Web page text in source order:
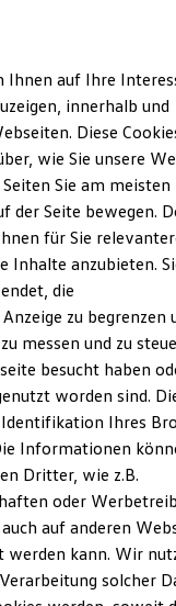
Updates
Ihnen auf Ihre
innerhalb und
Diese
wie Sie unsere
Sie am meisten
der Seite bewegen.
für Sie
Inhalte anzubieten.
die
zu begrenzen
messen und zu
besucht haben
worden sind.
Ihres
Informationen
Dritter, wie z.B.
oder
auf anderen
werden kann. Wir
solcher